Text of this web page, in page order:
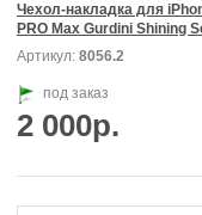
Чехол-накладка для
Артикул: 8056.2
под заказ
2 000р.